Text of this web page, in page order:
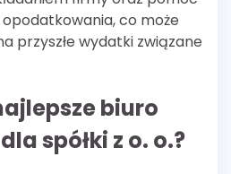
co może
przyszłe wydatki związane
biuro
spółki z o. o.?